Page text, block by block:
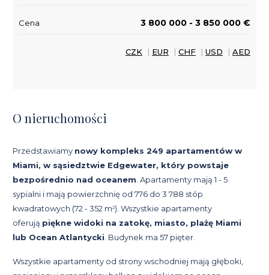
O nieruchomości
Przedstawiamy nowy kompleks 249 apartamentów w
Miami, w sąsiedztwie Edgewater, który powstaje
bezpośrednio nad oceanem . Apartamenty mają 1 - 5
sypialni i mają powierzchnię od 776 do 3 788 stóp
kwadratowych (72 - 352 m2). Wszystkie apartamenty
oferują piękne widoki na zatokę, miasto, plażę Miami
lub Ocean Atlantycki . Budynek ma 57 pięter.
Wszystkie apartamenty od strony wschodniej mają głęboki,
Cena 3 800 000 - 3 850 000 €
CZK | EUR | CHF | USD | AED